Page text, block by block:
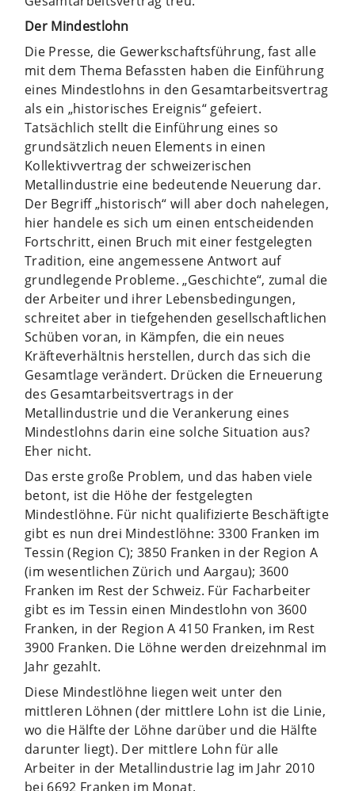
Der Mindestlohn
Die Presse, die Gewerkschaftsführung, fast alle
mit dem Thema Befassten haben die Einführung
eines Mindestlohns in den Gesamtarbeitsvertrag
als ein „historisches Ereignis“ gefeiert.
Tatsächlich stellt die Einführung eines so
grundsätzlich neuen Elements in einen
Kollektivvertrag der schweizerischen
Metallindustrie eine bedeutende Neuerung dar.
Der Begriff „historisch“ will aber doch nahelegen,
hier handele es sich um einen entscheidenden
Fortschritt, einen Bruch mit einer festgelegten
Tradition, eine angemessene Antwort auf
grundlegende Probleme. „Geschichte“, zumal die
der Arbeiter und ihrer Lebensbedingungen,
schreitet aber in tiefgehenden gesellschaftlichen
Schüben voran, in Kämpfen, die ein neues
Kräfteverhältnis herstellen, durch das sich die
Gesamtlage verändert. Drücken die Erneuerung
des Gesamtarbeitsvertrags in der
Metallindustrie und die Verankerung eines
Mindestlohns darin eine solche Situation aus?
Eher nicht.
Das erste große Problem, und das haben viele
betont, ist die Höhe der festgelegten
Mindestlöhne. Für nicht qualifizierte Beschäftigte
gibt es nun drei Mindestlöhne: 3300 Franken im
Tessin (Region C); 3850 Franken in der Region A
(im wesentlichen Zürich und Aargau); 3600
Franken im Rest der Schweiz. Für Facharbeiter
gibt es im Tessin einen Mindestlohn von 3600
Franken, in der Region A 4150 Franken, im Rest
3900 Franken. Die Löhne werden dreizehnmal im
Jahr gezahlt.
Diese Mindestlöhne liegen weit unter den
mittleren Löhnen (der mittlere Lohn ist die Linie,
wo die Hälfte der Löhne darüber und die Hälfte
darunter liegt). Der mittlere Lohn für alle
Arbeiter in der Metallindustrie lag im Jahr 2010
bei 6692 Franken im Monat.